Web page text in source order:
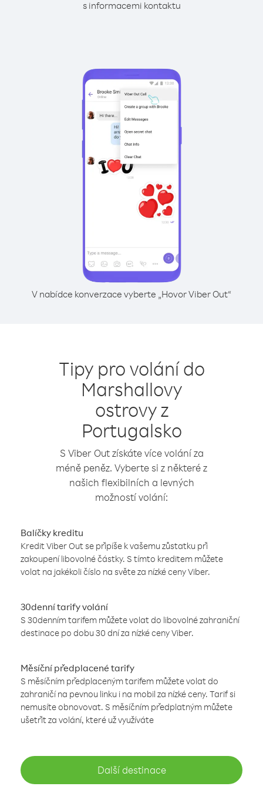
s informacemi kontaktu
V nabídce konverzace vyberte „Hovor Viber Out“
Tipy pro volání do
Marshallovy
ostrovy z
Portugalsko
S Viber Out získáte více volání za
méně peněz. Vyberte si z některé z
našich flexibilních a levných
možností volání:
Balíčky kreditu
Kredit Viber Out se připíše k vašemu zůstatku při
zakoupení libovolné částky. S tímto kreditem můžete
volat na jakékoli číslo na světe za nízké ceny Viber.
30denní tarify volání
S 30denním tarifem můžete volat do libovolné zahraniční
destinace po dobu 30 dní za nízké ceny Viber.
Měsíční předplacené tarify
S měsíčním předplaceným tarifem můžete volat do
zahraničí na pevnou linku i na mobil za nízké ceny. Tarif si
nemusíte obnovovat. S měsíčním předplatným můžete
ušetřit za volání, které už využíváte
Další destinace